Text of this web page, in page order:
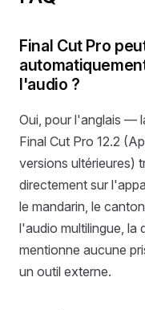
Final Cut Pro
l'audio ?
Oui, pour l'anglais —
Final Cut Pro 12.2
versions ultérieures)
directement sur
le mandarin, le
l'audio multilingue, la
mentionne aucune
un outil externe.